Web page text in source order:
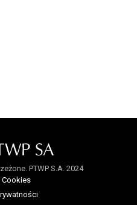
PTWP S.A. 2024
Cookies